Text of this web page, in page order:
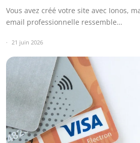
Vous avez créé votre site avec Ionos,
email professionnelle ressemble…
21 juin 2026